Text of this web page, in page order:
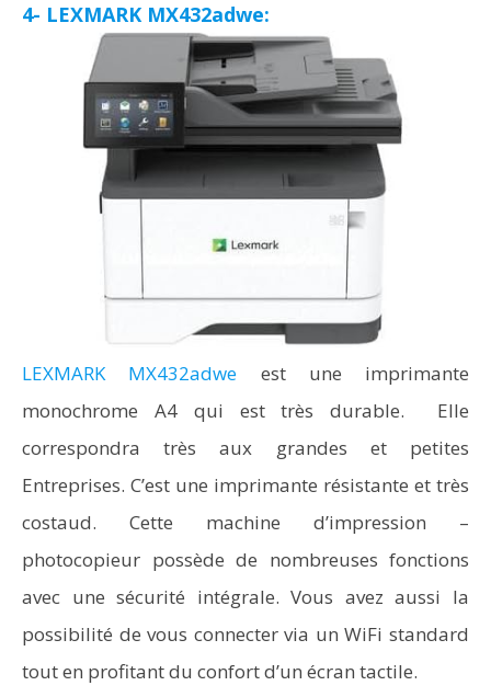
4- LEXMARK MX432adwe:
LEXMARK MX432adwe est une imprimante
monochrome A4 qui est très durable. Elle
correspondra très aux grandes et petites
Entreprises. C’est une imprimante résistante et très
costaud. Cette machine d’impression –
photocopieur possède de nombreuses fonctions
avec une sécurité intégrale. Vous avez aussi la
possibilité de vous connecter via un WiFi standard
tout en profitant du confort d’un écran tactile.